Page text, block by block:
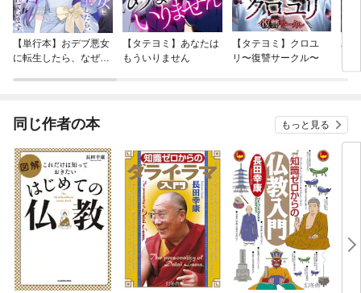
【単行本】おデブ悪女
に転生したら、なぜか
【タテヨミ】あなたは
もういりません
【タテヨミ】クロユ
リ〜復讐サークル〜
バ
今
同じ作者の本 もっと見る